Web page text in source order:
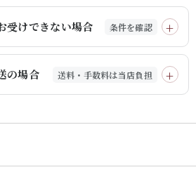
受けできない場合 条件を確認
の場合 送料・手数料は当店負担